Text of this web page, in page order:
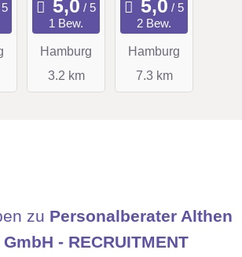
1 Bew.
Hamburg
3.2 km
Co. KG
2 Bew.
Hamburg
7.3 km
zu Personalberater Althen
- RECRUITMENT